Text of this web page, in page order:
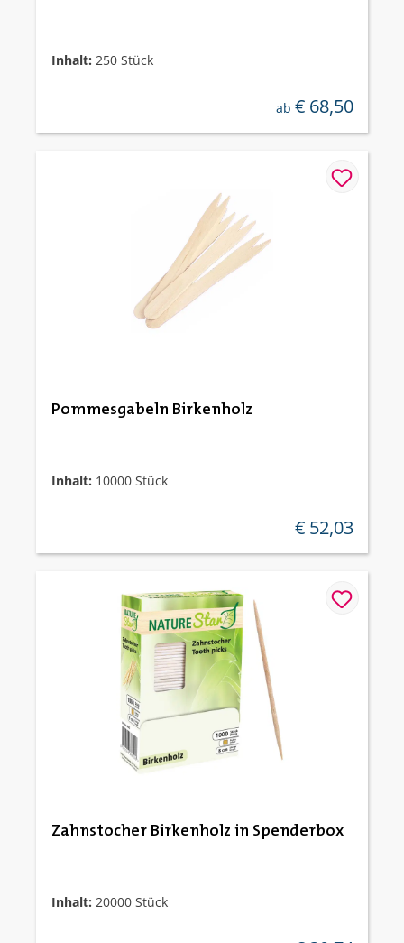
Inhalt: 250 Stück
regulärer preis:
ab € 68,50
Pommesgabeln Birkenholz
Inhalt: 10000 Stück
regulärer preis:
€ 52,03
Zahnstocher Birkenholz in Spenderbox
Inhalt: 20000 Stück